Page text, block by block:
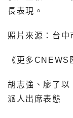
長表現。
照片來源：台中
《更多CNEWS
胡志強、廖了
派人出席表態